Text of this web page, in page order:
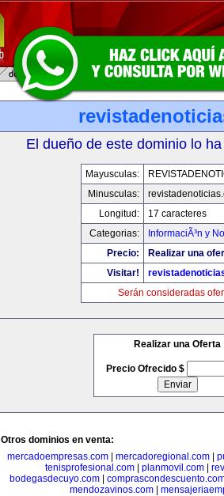
El dueño de este dominio lo
Mayusculas:
Minusculas:
Longitud:
17 caracteres
Categorias:
InformaciÃ³n y
Precio:
Realizar una
Visitar!
Serán consideradas
Realizar una Oferta
Precio Ofrecido $
Otros dominios en venta:
mercadoempresas.com| mercadoregional.com|
tenisprofesional.com
planmovil.com
bodegasdecuyo.com
mendozavinos.com|